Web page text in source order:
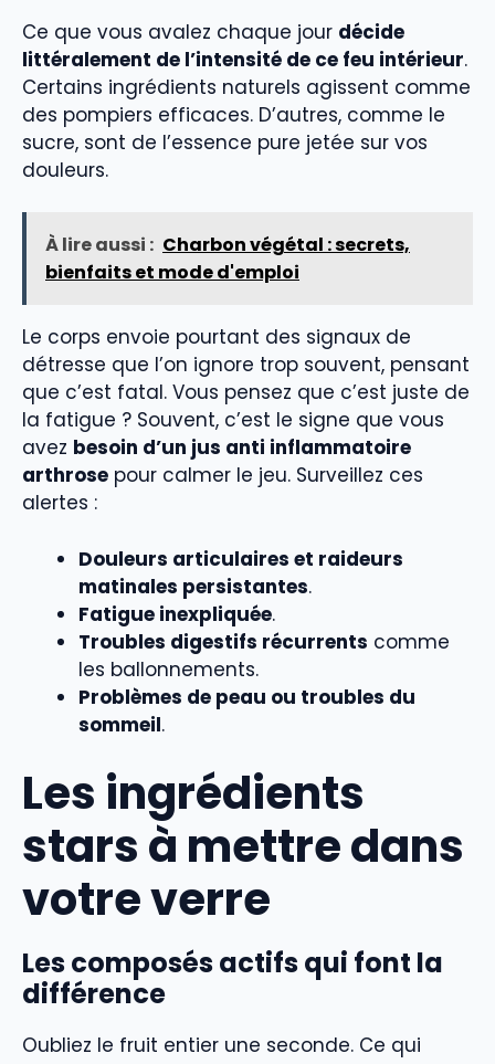
Ce que vous avalez chaque jour décide
littéralement de l’intensité de ce feu intérieur.
Certains ingrédients naturels agissent comme
des pompiers efficaces. D’autres, comme le
sucre, sont de l’essence pure jetée sur vos
douleurs.
À lire aussi : Charbon végétal : secrets,
bienfaits et mode d'emploi
Le corps envoie pourtant des signaux de
détresse que l’on ignore trop souvent, pensant
que c’est fatal. Vous pensez que c’est juste de
la fatigue ? Souvent, c’est le signe que vous
avez besoin d’un jus anti inflammatoire
arthrose pour calmer le jeu. Surveillez ces
alertes :
Douleurs articulaires et raideurs
matinales persistantes.
Fatigue inexpliquée.
Troubles digestifs récurrents comme
les ballonnements.
Problèmes de peau ou troubles du
sommeil.
Les ingrédients
stars à mettre dans
votre verre
Les composés actifs qui font la
différence
Oubliez le fruit entier une seconde. Ce qui